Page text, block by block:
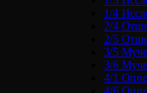
1/4
2/4
2/5
3/5
3/6
4/1